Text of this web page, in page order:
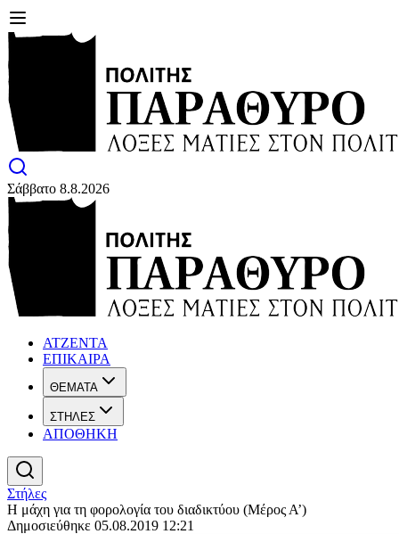
Σάββατο 8.8.2026
ΑΤΖΕΝΤΑ
ΕΠΙΚΑΙΡΑ
ΘΕΜΑΤΑ
ΣΤΗΛΕΣ
ΑΠΟΘΗΚΗ
Στήλες
Η μάχη για τη φορολογία του διαδικτύου (Μέρος Α’)
Δημοσιεύθηκε 05.08.2019 12:21